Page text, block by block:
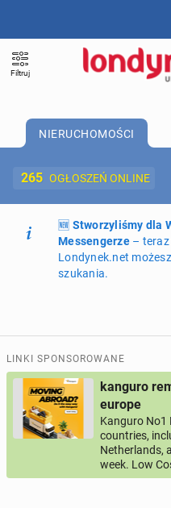
Filtruj
NIERUCHOMOŚCI
265 OGŁOSZEŃ ONLINE
Dodaj ogłoszenie
Oferta i
PROFILE KANDYDATÓW
USŁUGI
MOTORYZACJA
🆕 Stworzyliśmy dla
Messengerze– teraz
Londynek.net
szukania.
LINKI SPONSOROWANE
kanguro
europe
Kanguro No1
countries,
Netherlands,
week. Low